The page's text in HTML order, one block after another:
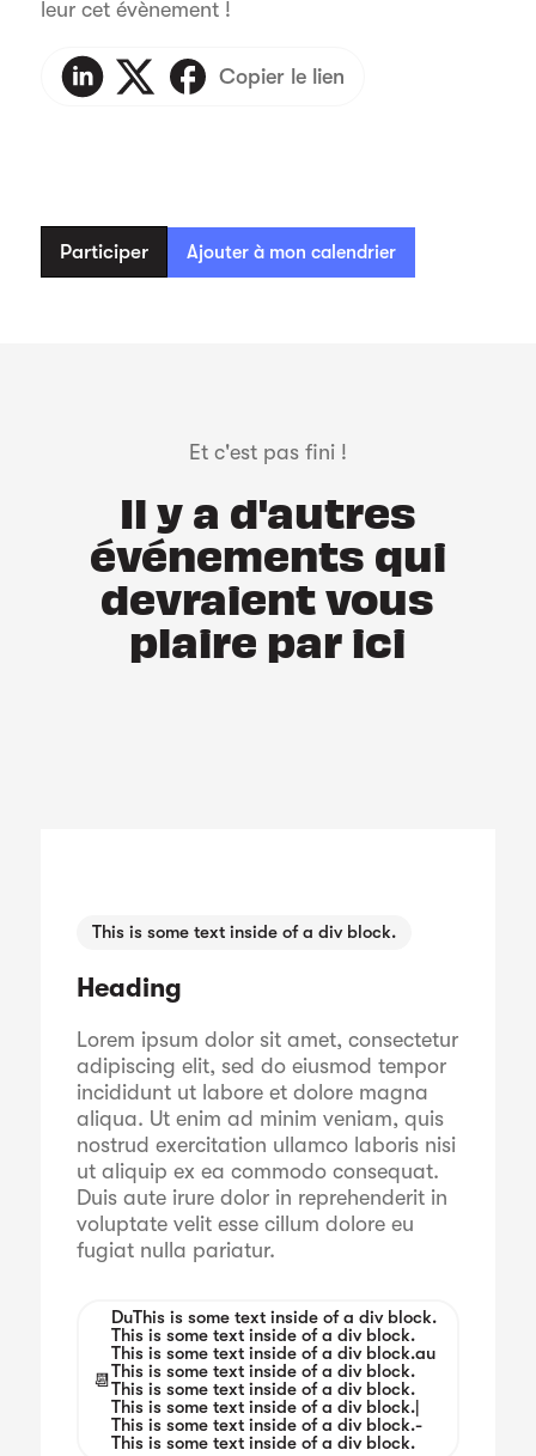
leur cet évènement !
Copier le lien
Participer Ajouter à mon calendrier
Et c'est pas fini !
Il y a d'autres
événements qui
devraient vous
plaire par ici
This is some text inside of a div block.
Heading
Lorem ipsum dolor sit amet, consectetur
adipiscing elit, sed do eiusmod tempor
incididunt ut labore et dolore magna
aliqua. Ut enim ad minim veniam, quis
nostrud exercitation ullamco laboris nisi
ut aliquip ex ea commodo consequat.
Duis aute irure dolor in reprehenderit in
voluptate velit esse cillum dolore eu
fugiat nulla pariatur.
📆
DuThis is some text inside of a div block.
This is some text inside of a div block.
This is some text inside of a div block.au
This is some text inside of a div block.
This is some text inside of a div block.
This is some text inside of a div block.|
This is some text inside of a div block.-
This is some text inside of a div block.